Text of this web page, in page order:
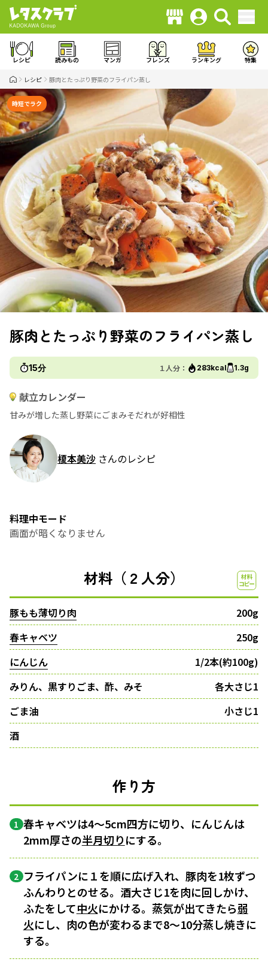
レシピ 読みもの マンガ フレンズ ランキング 特集
レシピ 豚肉とたっぷり野菜のフライパン蒸し
時短でラク
豚肉とたっぷり野菜のフライパン蒸し
15分 １人分： 283kcal 1.3g
献立カレンダー
甘みが増した蒸し野菜にごまみそだれが好相性
榎本美沙 さんのレシピ
料理中モード
画面が暗くなりません
材料（２人分）
豚もも薄切り肉
200g
春キャベツ
250g
にんじん
1/2本(約100g)
みりん、黒すりごま、酢、みそ
各大さじ1
ごま油
小さじ1
酒
作り方
1 春キャベツは4～5cm四方に切り、にんじんは
2mm厚さの半月切りにする。
2 フライパンに１を順に広げ入れ、豚肉を1枚ずつ
ふんわりとのせる。酒大さじ1を肉に回しかけ、
ふたをして中火にかける。蒸気が出てきたら弱
火にし、肉の色が変わるまで8～10分蒸し焼きに
する。